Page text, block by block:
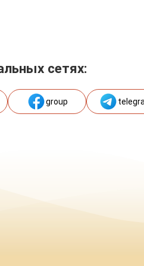
сетях:
group